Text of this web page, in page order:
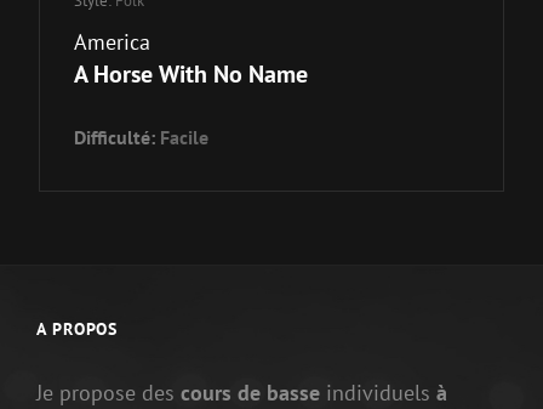
America
A Horse With No Name
Difficulté: Facile
A PROPOS
Je propose des cours de basse individuels à